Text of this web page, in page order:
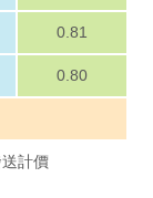
0.81
0.80
計價